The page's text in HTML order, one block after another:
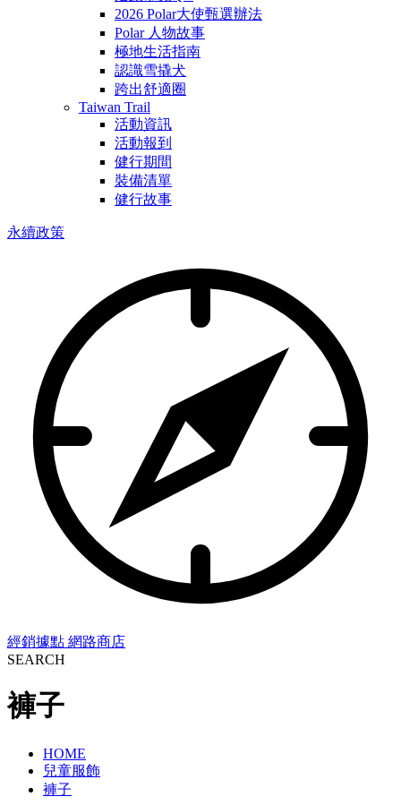
2026 Polar大使甄選辦法
Polar 人物故事
極地生活指南
認識雪撬犬
跨出舒適圈
Taiwan Trail
活動資訊
活動報到
健行期間
裝備清單
健行故事
永續政策
經銷據點 網路商店
SEARCH
褲子
HOME
兒童服飾
褲子